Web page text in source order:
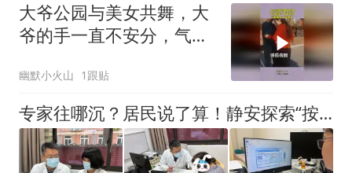
大爷公园与美女共舞，大
爷的手一直不安分，气的
幽默小火山 1跟贴
专家往哪沉？居民说了算！静安探索“按需下沉”式就医服务新路径